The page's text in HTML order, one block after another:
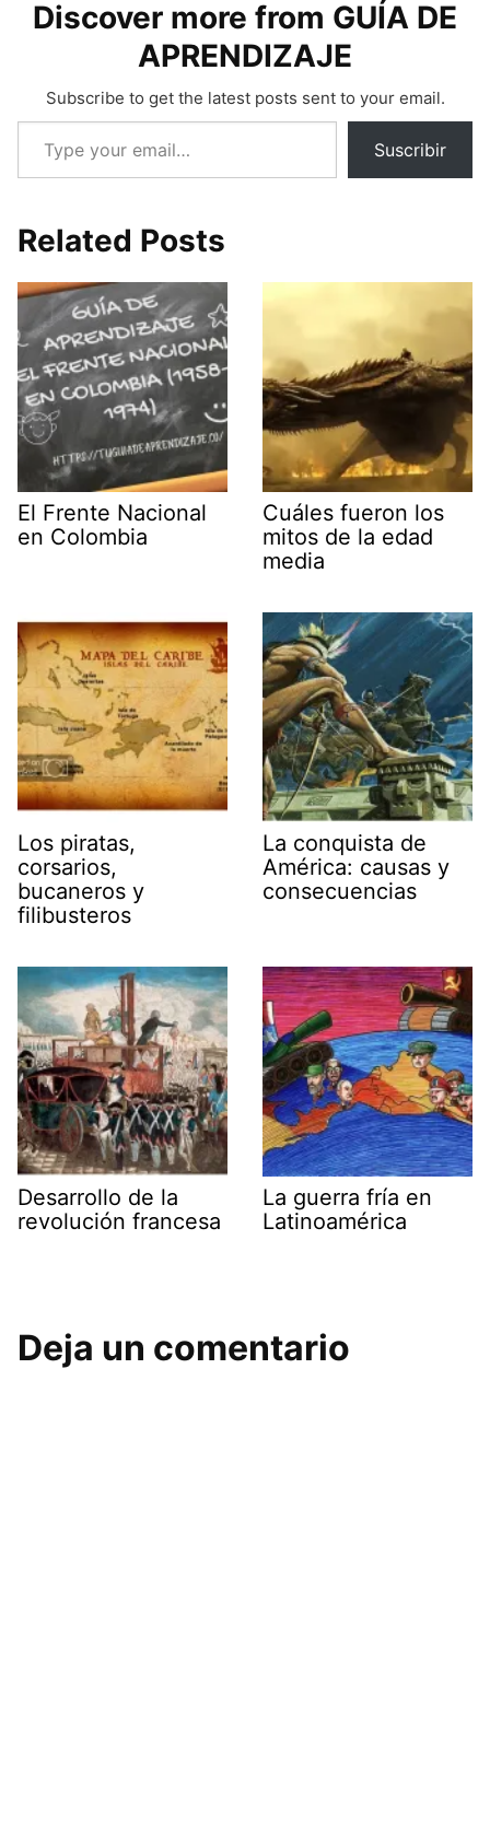
Discover more from GUÍA DE
APRENDIZAJE
Subscribe to get the latest posts sent to your email.
Type your email…
Suscribir
Related Posts
El Frente Nacional
en Colombia
Cuáles fueron los
mitos de la edad
media
Los piratas,
corsarios,
bucaneros y
filibusteros
La conquista de
América: causas y
consecuencias
Desarrollo de la
revolución francesa
La guerra fría en
Latinoamérica
Deja un comentario